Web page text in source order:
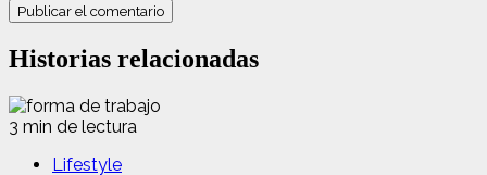
Historias relacionadas
3 min de lectura
Lifestyle